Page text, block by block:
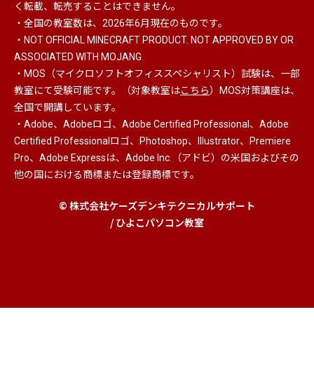
く転載、転売することはできません。
・全国の教室数は、2026年6月現在のものです。
・NOT OFFICIAL MINECRAFT PRODUCT. NOT APPROVED BY OR
ASSOCIATED WITH MOJANG.
・MOS（マイクロソフトオフィススペシャリスト） 試験は、一部
教室にて受験可能です。（対象教室はこちら）MOS対策講座は、
全国で開講しています。
・Adobe、Adobeロゴ、Adobe Certified Professional、Adobe
Certified Professionalロゴ、Photoshop、Illustrator、Premiere
Pro、Adobe Expressは、Adobe Inc.（アドビ）の米国およびその
他の国における商標または登録商標です。
© 株式会社ケーズデンキテクニカルサポート
/ ひよこパソコン教室